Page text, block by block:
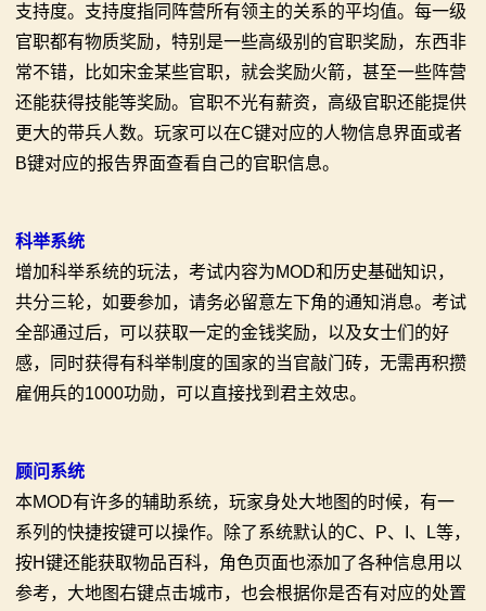
支持度。支持度指同阵营所有领主的关系的平均值。每一级
官职都有物质奖励，特别是一些高级别的官职奖励，东西非
常不错，比如宋金某些官职，就会奖励火箭，甚至一些阵营
还能获得技能等奖励。官职不光有薪资，高级官职还能提供
更大的带兵人数。玩家可以在C键对应的人物信息界面或者
B键对应的报告界面查看自己的官职信息。
科举系统
增加科举系统的玩法，考试内容为MOD和历史基础知识，
共分三轮，如要参加，请务必留意左下角的通知消息。考试
全部通过后，可以获取一定的金钱奖励，以及女士们的好
感，同时获得有科举制度的国家的当官敲门砖，无需再积攒
雇佣兵的1000功勋，可以直接找到君主效忠。
顾问系统
本MOD有许多的辅助系统，玩家身处大地图的时候，有一
系列的快捷按键可以操作。除了系统默认的C、P、I、L等，
按H键还能获取物品百科，角色页面也添加了各种信息用以
参考，大地图右键点击城市，也会根据你是否有对应的处置